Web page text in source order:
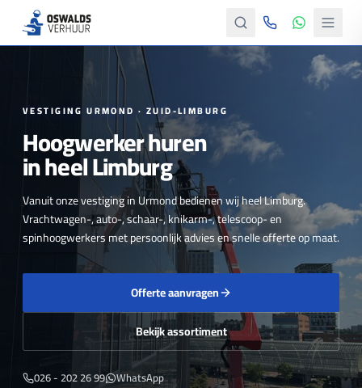
VESTIGING URMOND · ZUID-LIMBURG
Hoogwerker huren
in heel Limburg
Vanuit onze vestiging in Urmond bedienen wij heel Limburg.
Vrachtwagen-, auto-, schaar-, knikarm-, telescoop- en
spinhoogwerkers met persoonlijk advies en snelle offerte op maat.
Offerte aanvragen
Bekijk assortiment
026 - 202 26 99 WhatsApp